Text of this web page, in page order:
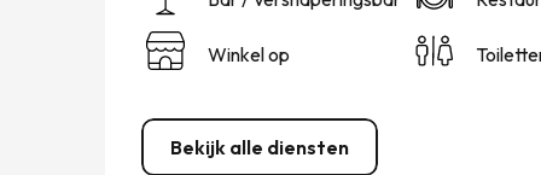
Winkel op
Bekijk alle diensten